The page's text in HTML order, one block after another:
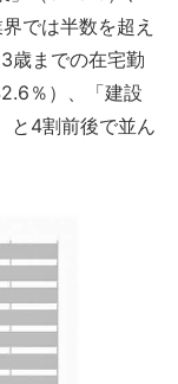
では半数を超え
歳までの在宅勤
％）、「建設
と4割前後で並ん